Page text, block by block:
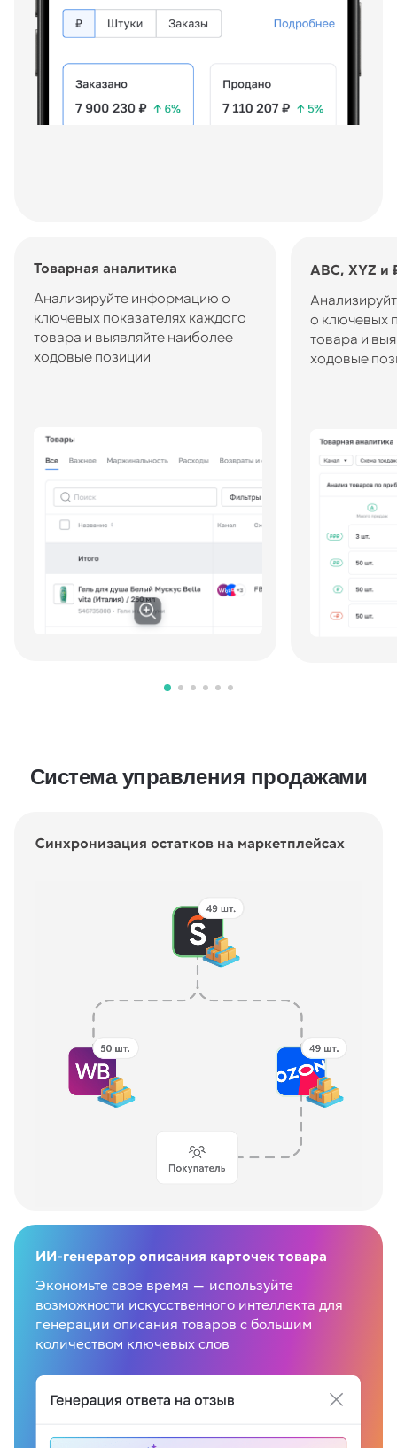
Товарная аналитика
Анализируйте информацию о
ключевых показателях каждого
товара и выявляйте наиболее
ходовые позиции
ABC, XYZ и
о ключевых
товара и
ходовые
Система управления продажами
Синхронизация остатков на маркетплейсах
ИИ-генератор описания карточек товара
Экономьте свое время — используйте
возможности искусственного интеллекта для
генерации описания товаров с большим
количеством ключевых слов